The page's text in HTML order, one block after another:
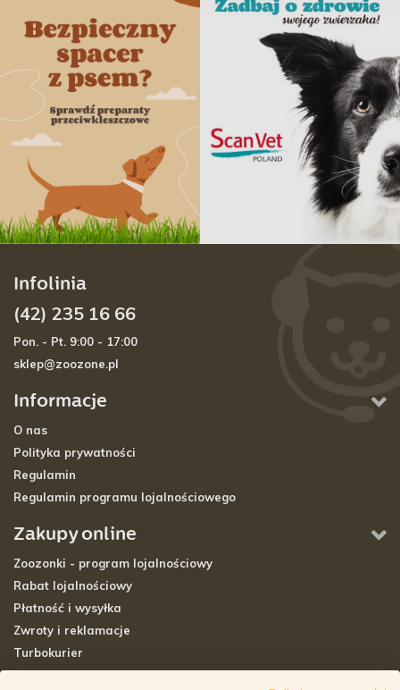
Informacje
O nas
Polityka prywatności
Regulamin
Regulamin programu lojalnościowego
Zakupy online
Zoozonki - program lojalnościowy
Rabat lojalnościowy
Płatność i wysyłka
Zwroty i reklamacje
Turbokurier
Infolinia
(42) 235 16 66
Pon. - Pt. 9:00 - 17:00
sklep@zoozone.pl